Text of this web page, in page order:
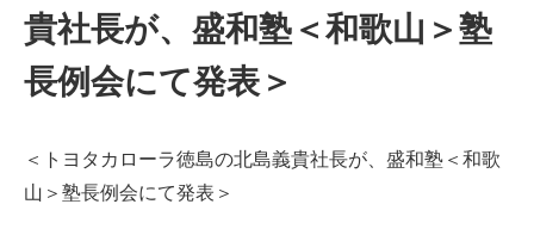
貴社長が、盛和塾＜和歌山＞塾
長例会にて発表＞
＜トヨタカローラ徳島の北島義貴社長が、盛和塾＜和歌
山＞塾長例会にて発表＞